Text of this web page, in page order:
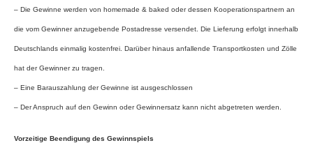
– Die Gewinne werden von homemade & baked oder dessen Kooperationspartnern an
die vom Gewinner anzugebende Postadresse versendet. Die Lieferung erfolgt innerhalb
Deutschlands einmalig kostenfrei. Darüber hinaus anfallende Transportkosten und Zölle
hat der Gewinner zu tragen.
– Eine Barauszahlung der Gewinne ist ausgeschlossen
– Der Anspruch auf den Gewinn oder Gewinnersatz kann nicht abgetreten werden.
Vorzeitige Beendigung des Gewinnspiels